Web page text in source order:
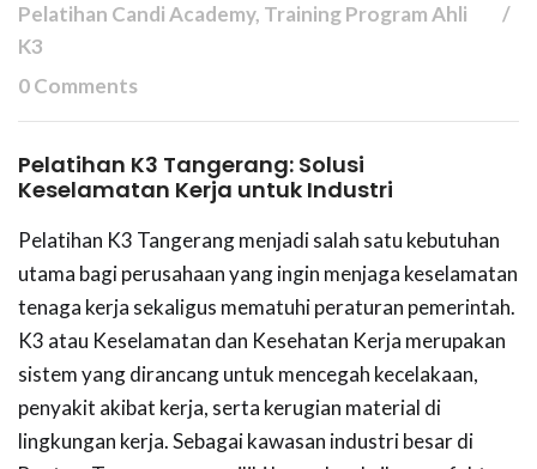
Pelatihan Candi Academy, Training Program Ahli
K3
0 Comments
Pelatihan K3 Tangerang: Solusi
Keselamatan Kerja untuk Industri
Pelatihan K3 Tangerang menjadi salah satu kebutuhan
utama bagi perusahaan yang ingin menjaga keselamatan
tenaga kerja sekaligus mematuhi peraturan pemerintah.
K3 atau Keselamatan dan Kesehatan Kerja merupakan
sistem yang dirancang untuk mencegah kecelakaan,
penyakit akibat kerja, serta kerugian material di
lingkungan kerja. Sebagai kawasan industri besar di